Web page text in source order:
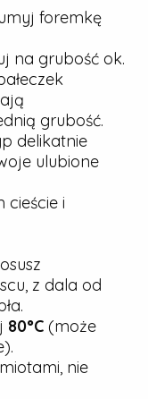
foremkę
na grubość ok.
grubość.
delikatnie
ulubione
cieście i
z dala od
80°C (może
nie